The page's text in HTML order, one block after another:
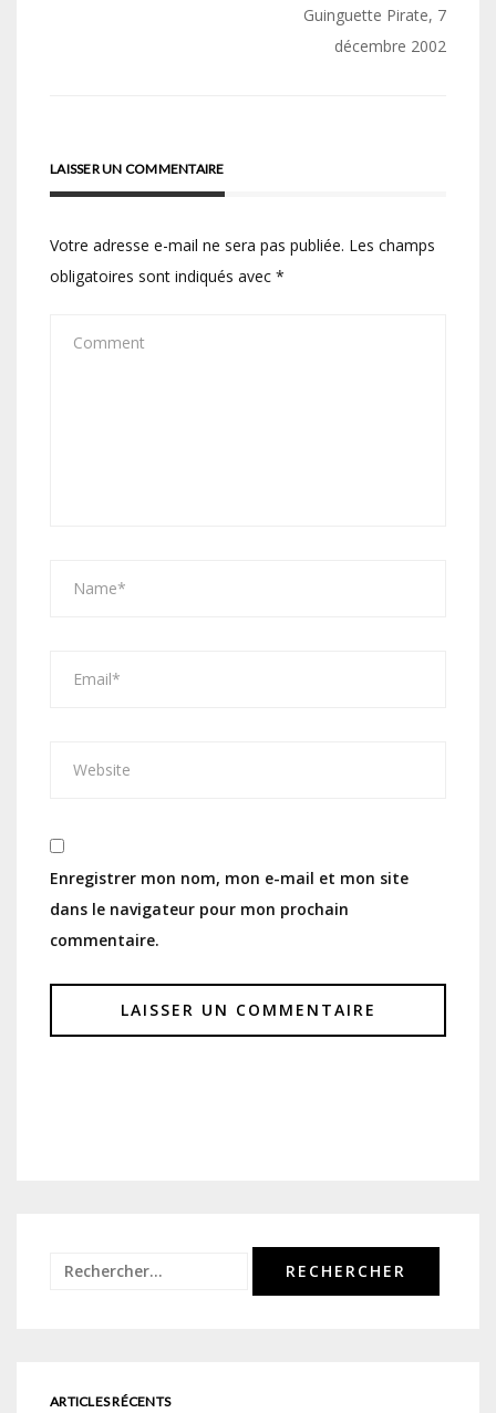
Guinguette Pirate, 7
décembre 2002
LAISSER UN COMMENTAIRE
Votre adresse e-mail ne sera pas publiée. Les champs
obligatoires sont indiqués avec *
Enregistrer mon nom, mon e-mail et mon site
dans le navigateur pour mon prochain
commentaire.
Rechercher :
ARTICLES RÉCENTS